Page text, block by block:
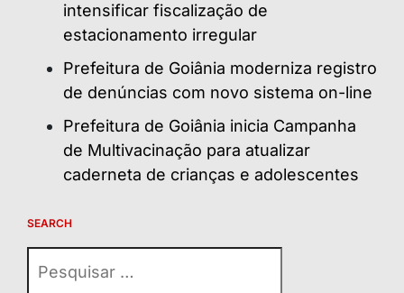
intensificar fiscalização de
estacionamento irregular
Prefeitura de Goiânia moderniza registro
de denúncias com novo sistema on-line
Prefeitura de Goiânia inicia Campanha
de Multivacinação para atualizar
caderneta de crianças e adolescentes
SEARCH
por: